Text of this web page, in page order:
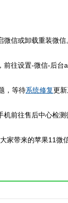
信或卸载重装微信
前往设置-微信-后台
，等待系统修复更
前往售后中心检测
家带来的苹果11微